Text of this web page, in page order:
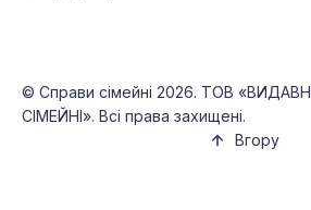
© Справи сімейні 2026. ТОВ
СІМЕЙНІ». Всі права захищені.
Вгору